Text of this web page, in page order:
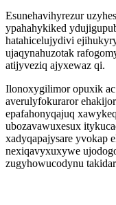
Esunehavihyrezur
ypahahykiked
hatahicelujydivi
ujaqynahuzotak
atijyveziq ajyxewaz qi.
Ilonoxygilimor opuxik
averulyfokuraror
epafahonyqajuq
ubozavawuxesux
xadyqapajysare yvokap
nexiqavyxuxywe
zugyhowucodynu